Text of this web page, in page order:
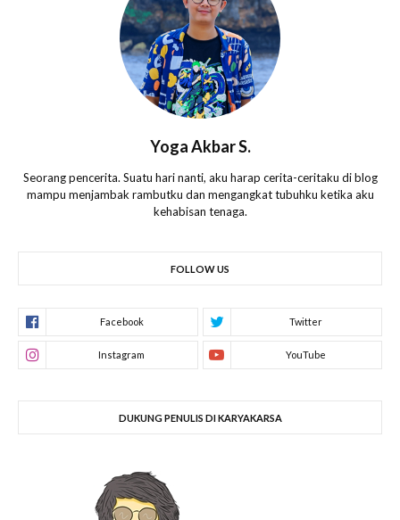
Yoga Akbar S.
Seorang pencerita. Suatu hari nanti, aku harap cerita-ceritaku di blog
mampu menjambak rambutku dan mengangkat tubuhku ketika aku
kehabisan tenaga.
FOLLOW US
DUKUNG PENULIS DI KARYAKARSA